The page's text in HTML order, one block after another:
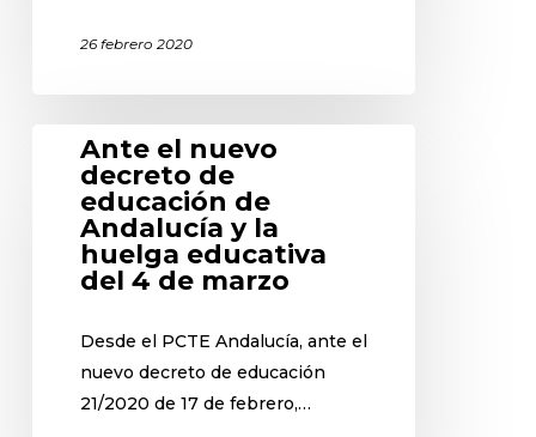
26 febrero 2020
Ante el nuevo
decreto de
educación de
Andalucía y la
huelga educativa
del 4 de marzo
Desde el PCTE Andalucía, ante el
nuevo decreto de educación
21/2020 de 17 de febrero,…